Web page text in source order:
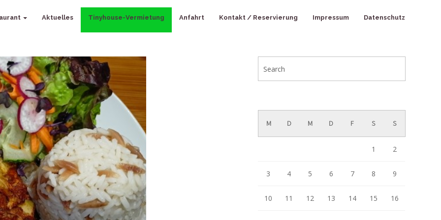
Aktuelles Tinyhouse-Vermietung Anfahrt Kontakt / Reservierung Impressum Datenschutz
M D M D F S S
1 2
3 4 5 6 7 8 9
10 11 12 13 14 15 16